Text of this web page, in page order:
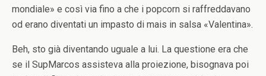
mondiale» e così via fino a che i popcorn si raffreddavano
od erano diventati un impasto di mais in salsa «Valentina».
Beh, sto già diventando uguale a lui. La questione era che
se il SupMarcos assisteva alla proiezione, bisognava poi